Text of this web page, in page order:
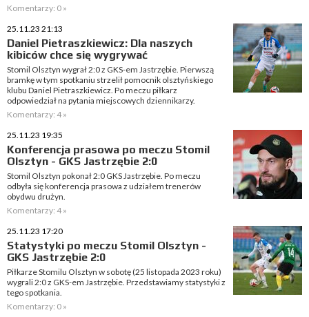
Komentarzy: 0 »
25.11.23 21:13
Daniel Pietraszkiewicz: Dla naszych
kibiców chce się wygrywać
Stomil Olsztyn wygrał 2:0 z GKS-em Jastrzębie. Pierwszą
bramkę w tym spotkaniu strzelił pomocnik olsztyńskiego
klubu Daniel Pietraszkiewicz. Po meczu piłkarz
odpowiedział na pytania miejscowych dziennikarzy.
Komentarzy: 4 »
25.11.23 19:35
Konferencja prasowa po meczu Stomil
Olsztyn - GKS Jastrzębie 2:0
Stomil Olsztyn pokonał 2:0 GKS Jastrzębie. Po meczu
odbyła się konferencja prasowa z udziałem trenerów
obydwu drużyn.
Komentarzy: 4 »
25.11.23 17:20
Statystyki po meczu Stomil Olsztyn -
GKS Jastrzębie 2:0
Piłkarze Stomilu Olsztyn w sobotę (25 listopada 2023 roku)
wygrali 2:0 z GKS-em Jastrzębie. Przedstawiamy statystyki z
tego spotkania.
Komentarzy: 0 »